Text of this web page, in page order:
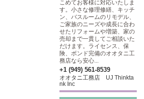
こめてお客様に対応いたしま
す。小さな修理修繕、キッチ
ン、バスルームのリモデル、
ご家族のニーズや成長に合わ
せたリフォームや増築、家の
売却まで一貫してご相談いた
だけます。ライセンス、保
険、ボンド完備のオオタニ工
務店なら安心...
+1 (949) 561-8539
オオタニ工務店 UJ Thinkta
nk Inc